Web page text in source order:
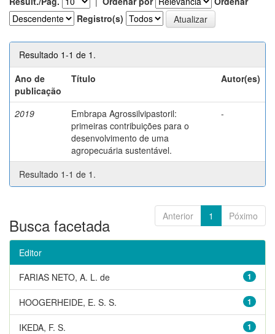
Registro(s)
Resultado 1-1 de 1.
Ano de
publicação
Título Autor(es)
2019
Embrapa Agrossilvipastoril:
primeiras contribuições para o
desenvolvimento de uma
agropecuária sustentável.
-
Resultado 1-1 de 1.
Anterior 1 Póximo
Busca facetada
Editor
1
FARIAS NETO, A. L. de
1
HOOGERHEIDE, E. S. S.
1
IKEDA, F. S.